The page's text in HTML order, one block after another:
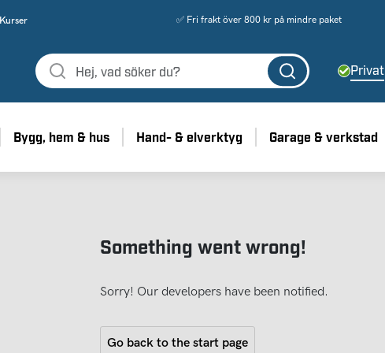
Kurser ✅ Fri frakt över 800 kr på mindre paket
Privat
Bygg, hem & hus Hand- & elverktyg Garage & verkstad
Something went wrong!
Sorry! Our developers have been notified.
Go back to the start page